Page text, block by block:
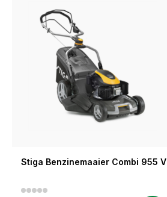
Stiga Benzinemaaier Combi 955 V